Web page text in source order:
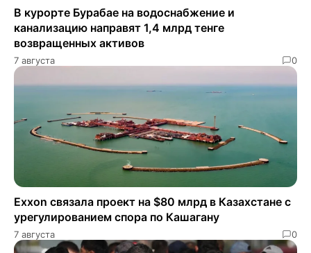
В курорте Бурабае на водоснабжение и
канализацию направят 1,4 млрд тенге
возвращенных активов
7 августа 0
Exxon связала проект на $80 млрд в Казахстане с
урегулированием спора по Кашагану
7 августа 0